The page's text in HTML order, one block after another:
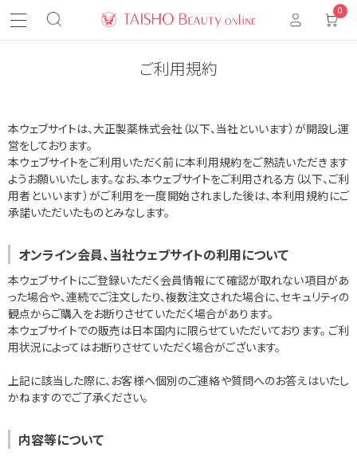
0
ご利用規約
本ウェブサイトは、大正製薬株式会社（以下、当社といいます）が開設し運
営をしております。
本ウェブサイトをご利用いただく前に本利用規約をご熟読いただきます
ようお願いいたします。なお、本ウェブサイトをご利用される方（以下、ご利
用者といいます）がご利用を一度開始されました後は、本利用規約にご
承諾いただいたものとみなします。
オンライン会員、当社ウェブサイトの利用について
本ウェブサイトにご登録いただく会員情報にて確認が取れない項目があ
った場合や、連続でご注文したり、複数注文された場合に、セキュリティの
観点からご購入をお断りさせていただく場合があります。
本ウェブサイトでの販売は日本国内に限らせていただいております。 ご利
用状況によってはお断りさせていただく場合がございます。
上記に該当した際に、お客様へ個別のご連絡や質問へのお答えはいたし
かねますのでご了承ください。
内容等について